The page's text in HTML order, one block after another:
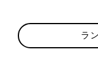
ラ